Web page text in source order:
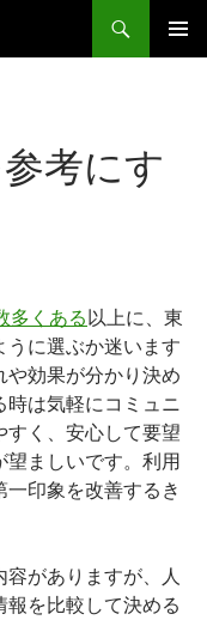
考にす
多くある以上に、東
に選ぶか迷います
や効果が分かり決め
時は気軽にコミュニ
く、安心して要望
望ましいです。利用
印象を改善するき
がありますが、人
を比較して決める